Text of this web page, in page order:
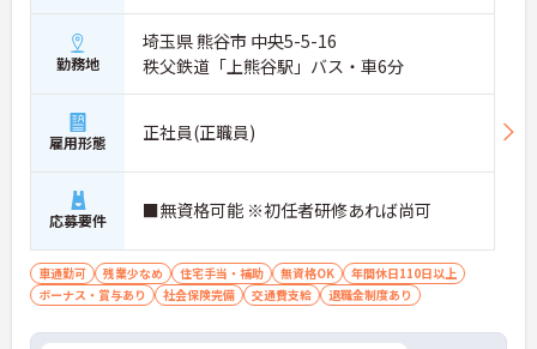
勤務地
埼玉県 熊谷市 中央5-5-16
秩父鉄道「上熊谷駅」バス・車6分
雇用形態 正社員(正職員)
応募要件 ■無資格可能 ※初任者研修あれば尚可
車通勤可 残業少なめ 住宅手当・補助 無資格OK
年間休日110日以上
ボーナス・賞与あり
社会保険完備 交通費支給 退職金制度あり